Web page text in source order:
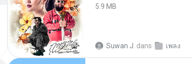
5.9 MB
Suwan J. dans เพลง